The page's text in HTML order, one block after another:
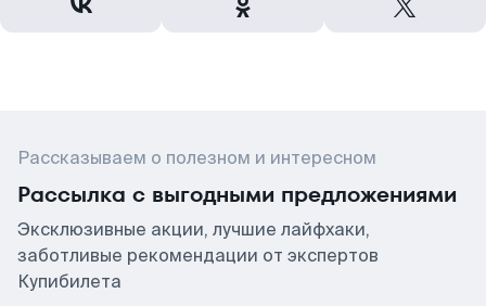
Рассказываем о полезном и интересном
Рассылка с выгодными предложениями
Эксклюзивные акции, лучшие лайфхаки,
заботливые рекомендации от экспертов
Купибилета